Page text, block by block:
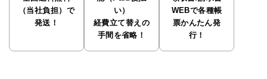
（当社負担）で
発送！
い）
経費立て替えの
手間を省略！
WEBで各種帳
票かんたん発
行！